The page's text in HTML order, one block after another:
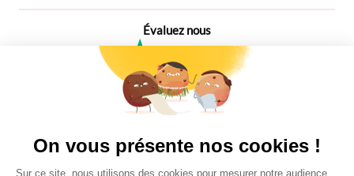
Évaluez nous
Plus de 650 Avis
On vous présente nos cookies !
Sur ce site, nous utilisons des cookies pour mesurer notre audience,